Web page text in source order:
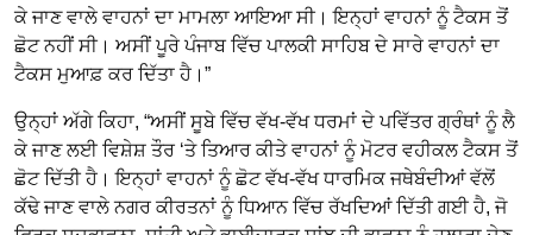
ਕੇ ਜਾਣ ਵਾਲੇ ਵਾਹਨਾਂ ਦਾ ਮਾਮਲਾ ਆਇਆ ਸੀ। ਇਨ੍ਹਾਂ ਵਾਹਨਾਂ ਨੂੰ ਟੈਕਸ ਤੋਂ
ਛੋਟ ਨਹੀਂ ਸੀ। ਅਸੀਂ ਪੂਰੇ ਪੰਜਾਬ ਵਿੱਚ ਪਾਲਕੀ ਸਾਹਿਬ ਦੇ ਸਾਰੇ ਵਾਹਨਾਂ ਦਾ
ਟੈਕਸ ਮੁਆਫ਼ ਕਰ ਦਿੱਤਾ ਹੈ।”
ਉਨ੍ਹਾਂ ਅੱਗੇ ਕਿਹਾ, “ਅਸੀਂ ਸੂਬੇ ਵਿੱਚ ਵੱਖ-ਵੱਖ ਧਰਮਾਂ ਦੇ ਪਵਿੱਤਰ ਗ੍ਰੰਥਾਂ ਨੂੰ ਲੈ
ਕੇ ਜਾਣ ਲਈ ਵਿਸ਼ੇਸ਼ ਤੌਰ ‘ਤੇ ਤਿਆਰ ਕੀਤੇ ਵਾਹਨਾਂ ਨੂੰ ਮੋਟਰ ਵਹੀਕਲ ਟੈਕਸ ਤੋਂ
ਛੋਟ ਦਿੱਤੀ ਹੈ। ਇਨ੍ਹਾਂ ਵਾਹਨਾਂ ਨੂੰ ਛੋਟ ਵੱਖ-ਵੱਖ ਧਾਰਮਿਕ ਜਥੇਬੰਦੀਆਂ ਵੱਲੋਂ
ਕੱਢੇ ਜਾਣ ਵਾਲੇ ਨਗਰ ਕੀਰਤਨਾਂ ਨੂੰ ਧਿਆਨ ਵਿੱਚ ਰੱਖਦਿਆਂ ਦਿੱਤੀ ਗਈ ਹੈ, ਜੋ